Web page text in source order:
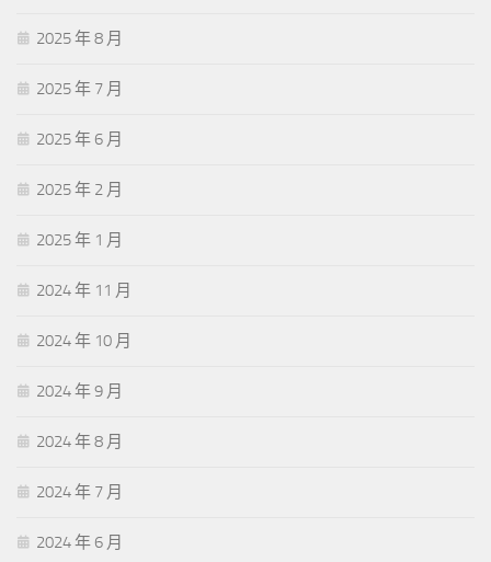
2025 年 8 月
2025 年 7 月
2025 年 6 月
2025 年 2 月
2025 年 1 月
2024 年 11 月
2024 年 10 月
2024 年 9 月
2024 年 8 月
2024 年 7 月
2024 年 6 月